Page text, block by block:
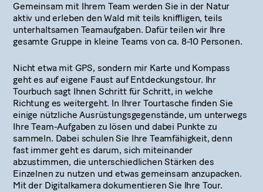
Gemeinsam mit Ihrem Team werden Sie in der Natur
aktiv und erleben den Wald mit teils kniffligen, teils
unterhaltsamen Teamaufgaben. Dafür teilen wir Ihre
gesamte Gruppe in kleine Teams von ca. 8-10 Personen.
Nicht etwa mit GPS, sondern mir Karte und Kompass
geht es auf eigene Faust auf Entdeckungstour. Ihr
Tourbuch sagt Ihnen Schritt für Schritt, in welche
Richtung es weitergeht. In Ihrer Tourtasche finden Sie
einige nützliche Ausrüstungsgegenstände, um unterwegs
Ihre Team-Aufgaben zu lösen und dabei Punkte zu
sammeln. Dabei schulen Sie Ihre Teamfähigkeit, denn
fast immer geht es darum, sich miteinander
abzustimmen, die unterschiedlichen Stärken des
Einzelnen zu nutzen und etwas gemeinsam anzupacken.
Mit der Digitalkamera dokumentieren Sie Ihre Tour.